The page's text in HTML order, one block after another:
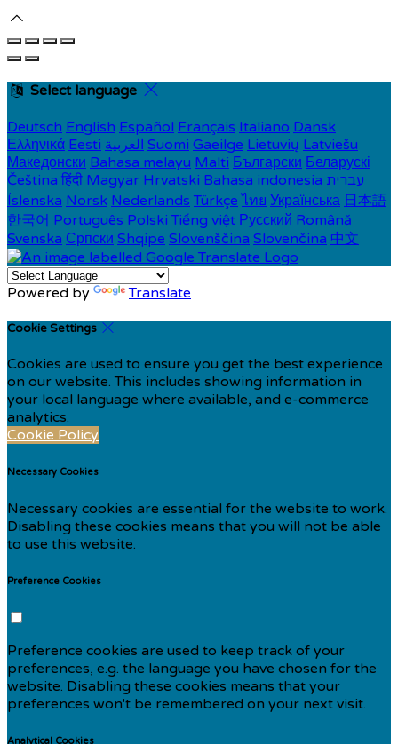
Select language
Deutsch English Español Français Italiano Dansk
Ελληνικά Eesti العربية Suomi Gaeilge Lietuvių Latviešu
Македонски Bahasa melayu Malti Български Беларускі
Čeština हिंदी Magyar Hrvatski Bahasa indonesia עברית
Íslenska Norsk Nederlands Türkçe ไทย Українська 日本語
한국어 Português Polski Tiếng việt Русский Română
Svenska Српски Shqipe Slovenščina Slovenčina 中文
Powered by Translate
Cookie Settings
Cookies are used to ensure you get the best experience
on our website. This includes showing information in
your local language where available, and e-commerce
analytics.
Cookie Policy
Necessary Cookies
Necessary cookies are essential for the website to work.
Disabling these cookies means that you will not be able
to use this website.
Preference Cookies
Preference cookies are used to keep track of your
preferences, e.g. the language you have chosen for the
website. Disabling these cookies means that your
preferences won't be remembered on your next visit.
Analytical Cookies